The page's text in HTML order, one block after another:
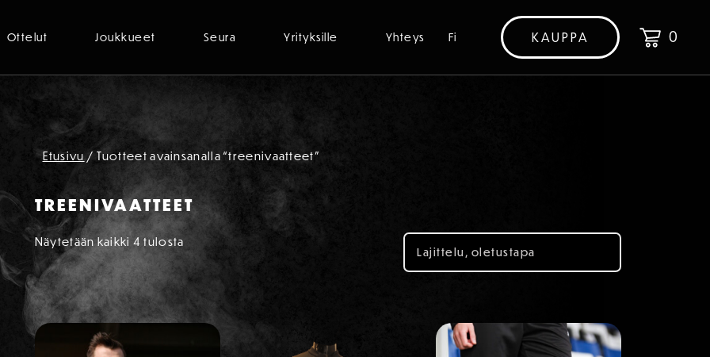
Ottelut Joukkueet Seura Yrityksille Yhteys Fi KAUPPA 0
Etusivu/ Tuotteet avainsanalla “treenivaatteet”
TREENIVAATTEET
Näytetään kaikki 4 tulosta